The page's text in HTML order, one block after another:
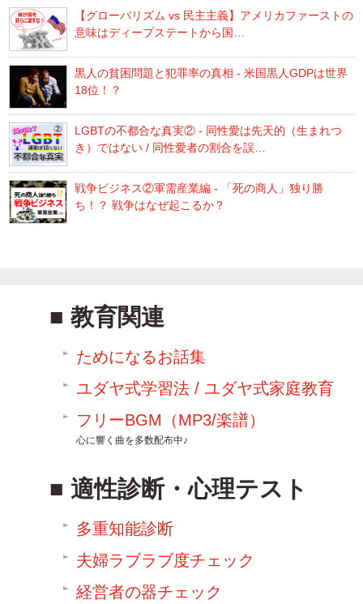
【グローバリズム vs 民主主義】アメリカファーストの
意味はディープステートから国…
黒人の貧困問題と犯罪率の真相 - 米国黒人GDPは世界
18位！？
LGBTの不都合な真実② - 同性愛は先天的（生まれつ
き）ではない / 同性愛者の割合を誤…
戦争ビジネス②軍需産業編 - 「死の商人」独り勝
ち！？ 戦争はなぜ起こるか？
教育関連
ためになるお話集
ユダヤ式学習法 / ユダヤ式家庭教育
フリーBGM（MP3/楽譜）
心に響く曲を多数配布中♪
適性診断・心理テスト
多重知能診断
夫婦ラブラブ度チェック
経営者の器チェック